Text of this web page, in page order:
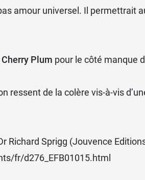
amour universel. Il
Cherry Plum pour le côté manque
ressent de la colère vis-à-vis
Richard Sprigg (Jouvence
fr/d276_EFB01015.html